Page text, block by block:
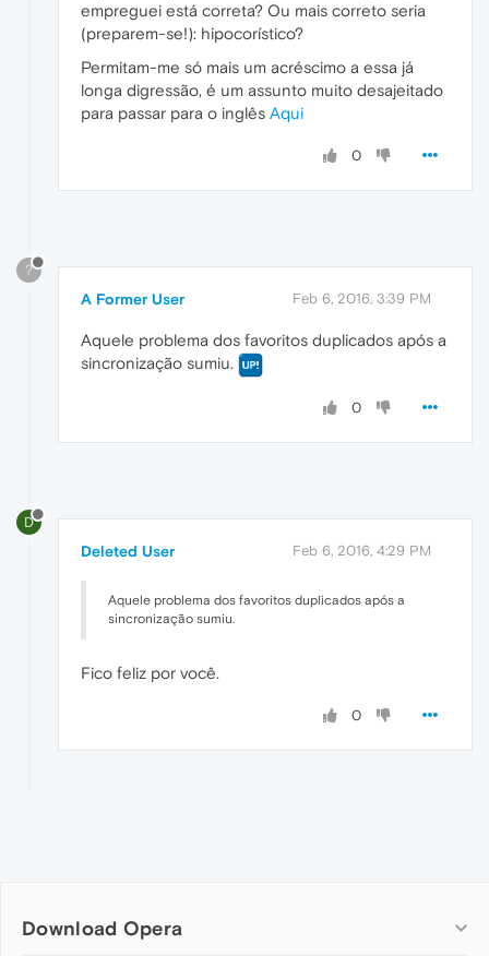
empreguei está correta? Ou mais correto seria
(preparem-se!): hipocorístico?
Permitam-me só mais um acréscimo a essa já
longa digressão, é um assunto muito desajeitado
para passar para o inglês Aqui
0
?
A Former User Feb 6, 2016, 3:39 PM
Aquele problema dos favoritos duplicados após a
sincronização sumiu.
0
D
Deleted User Feb 6, 2016, 4:29 PM
Aquele problema dos favoritos duplicados após a
sincronização sumiu.
Fico feliz por você.
0
Download Opera